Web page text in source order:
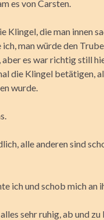
es von Carsten.
Klingel, die man innen
man würde den
aber es war richtig still
die Klingel betätigen,
wurde.
alle anderen sind
ich und schob mich an
sehr ruhig, ab und zu